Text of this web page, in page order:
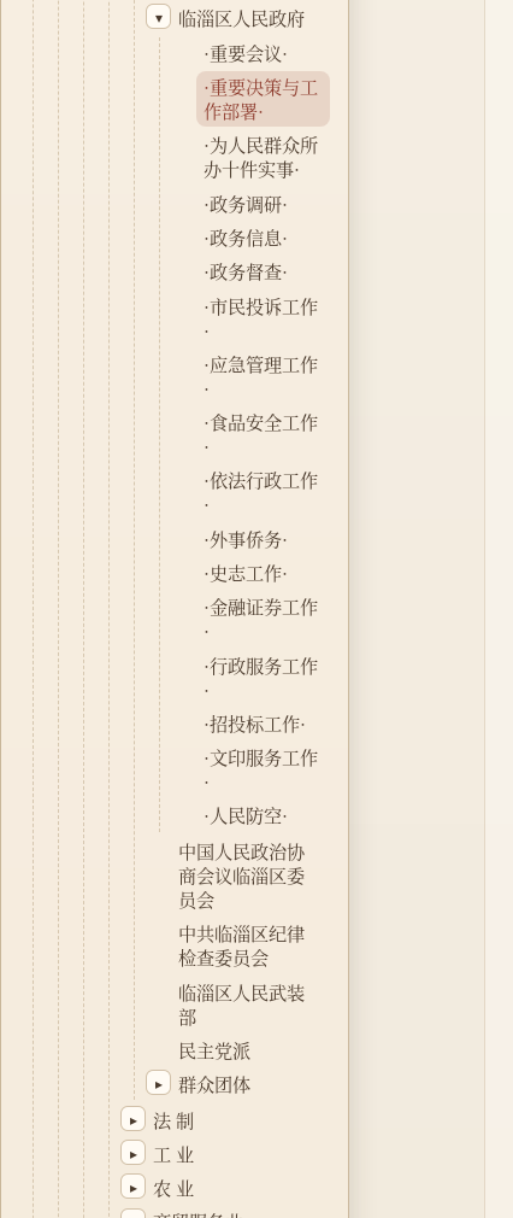
▾
临淄区人民政府
·重要会议·
·重要决策与工
作部署·
·为人民群众所
办十件实事·
·政务调研·
·政务信息·
·政务督查·
·市民投诉工作
·
·应急管理工作
·
·食品安全工作
·
·依法行政工作
·
·外事侨务·
·史志工作·
·金融证券工作
·
·行政服务工作
·
·招投标工作·
·文印服务工作
·
·人民防空·
中国人民政治协
商会议临淄区委
员会
中共临淄区纪律
检查委员会
临淄区人民武装
部
民主党派
▸ 群众团体
▸ 法 制
▸ 工 业
▸ 农 业